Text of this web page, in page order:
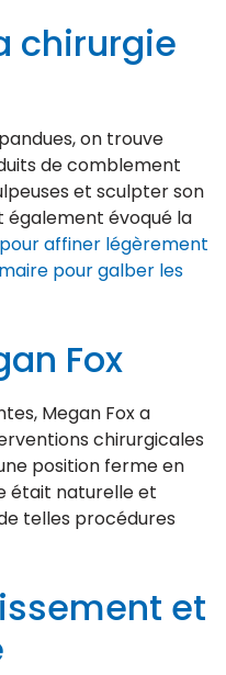
chirurgie
on trouve
de comblement
et sculpter son
également évoqué la
affiner légèrement
pour galber les
Fox
Megan Fox a
chirurgicales
position ferme en
était naturelle et
telles procédures
et